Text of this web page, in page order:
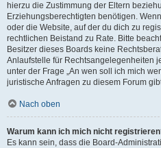
hierzu die Zustimmung der Eltern
Erziehungsberechtigten benötigen.
oder die Website, auf der du dich zu
rechtlichen Beistand zu Rate. Bitte
Besitzer dieses Boards keine
Anlaufstelle für Rechtsangelegenheiten
unter der Frage „An wen soll ich mich
juristische Anfragen zu diesem Forum
Nach oben
Warum kann ich mich nicht
Es kann sein, dass die Board-